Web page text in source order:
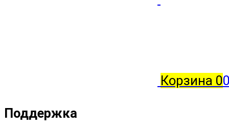
Корзина 0
Поддержка